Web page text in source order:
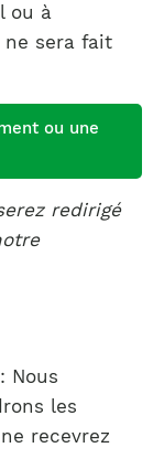
ou à
ne sera fait
ou une
redirigé
: Nous
les
recevrez